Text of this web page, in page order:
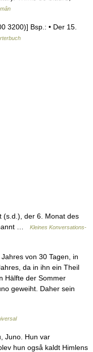
3200)] Bsp.: • Der 15.
der 6. Monat des
…
Kleines Konversations-
von 30 Tagen, in
da in ihn ein Theil
Hälfte der Sommer
geweiht. Daher sein
Juno. Hun var
hun også kaldt Himlens